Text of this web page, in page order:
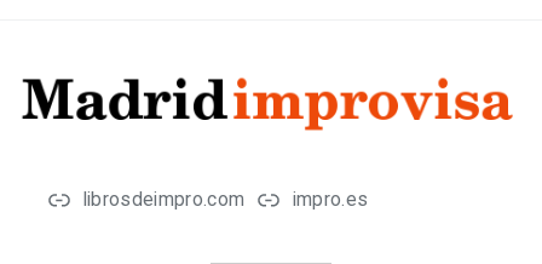
librosdeimpro.com impro.es